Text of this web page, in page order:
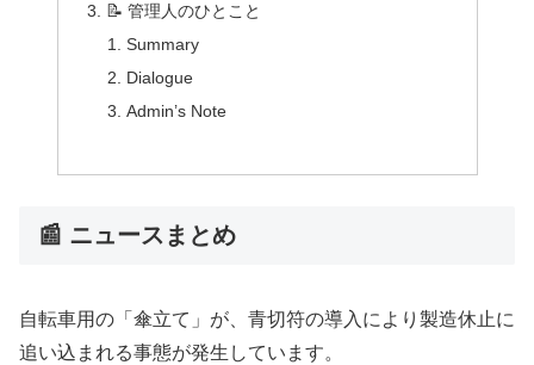
📝 管理人のひとこと
Summary
Dialogue
Admin’s Note
📰 ニュースまとめ
自転車用の「傘立て」が、青切符の導入により製造休止に
追い込まれる事態が発生しています。